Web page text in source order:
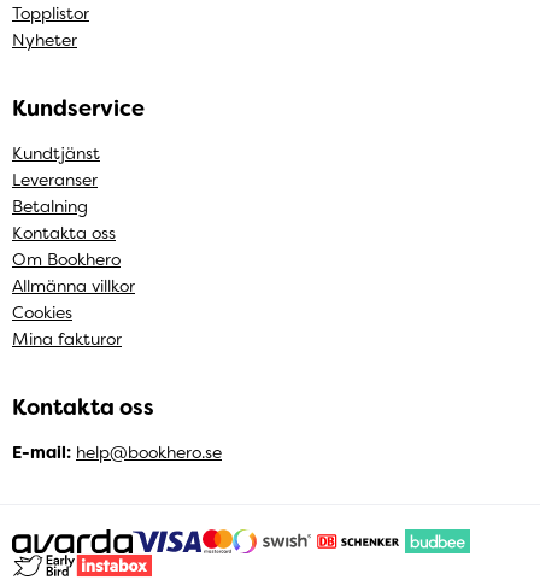
Topplistor
Nyheter
Kundservice
Kundtjänst
Leveranser
Betalning
Kontakta oss
Om Bookhero
Allmänna villkor
Cookies
Mina fakturor
Kontakta oss
E-mail: help@bookhero.se